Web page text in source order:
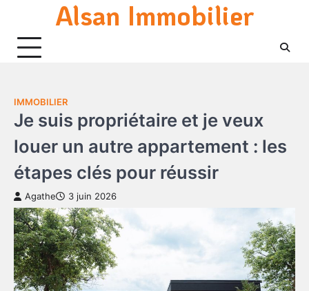
content
Alsan Immobilier
IMMOBILIER
Je suis propriétaire et je veux
louer un autre appartement : les
étapes clés pour réussir
Agathe 3 juin 2026